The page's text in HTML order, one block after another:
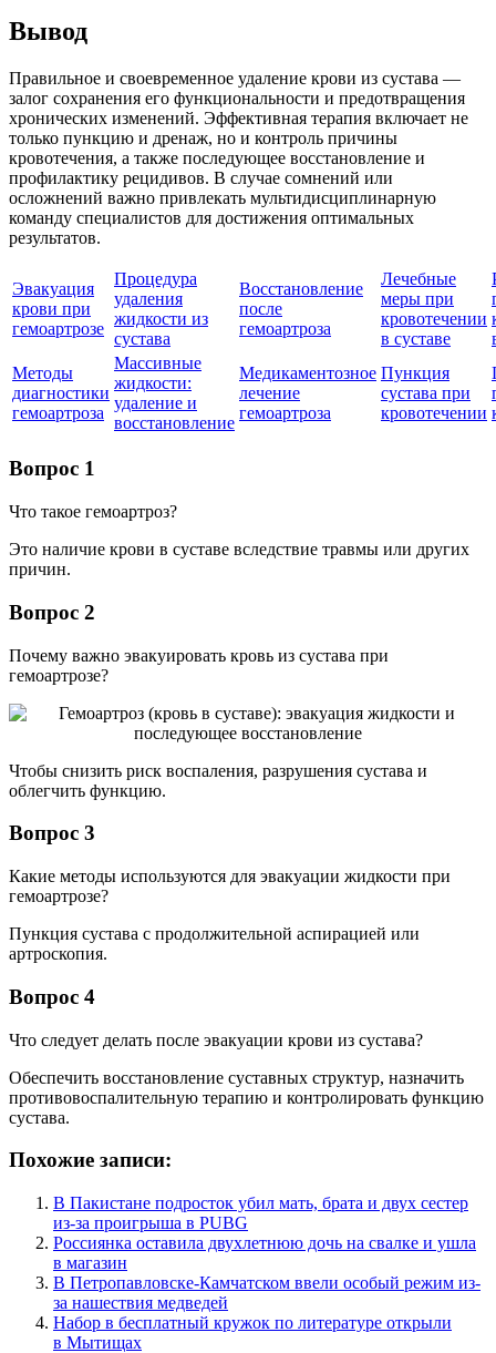
Вывод
Правильное и своевременное удаление крови из сустава —
залог сохранения его функциональности и предотвращения
хронических изменений. Эффективная терапия включает не
только пункцию и дренаж, но и контроль причины
кровотечения, а также последующее восстановление и
профилактику рецидивов. В случае сомнений или
осложнений важно привлекать мультидисциплинарную
команду специалистов для достижения оптимальных
результатов.
Эвакуация
крови при
гемоартрозе
Процедура
удаления
жидкости из
сустава
Восстановление
после
гемоартроза
Лечебные
меры при
кровотечении
в суставе
Методы
диагностики
гемоартроза
Массивные
жидкости:
удаление и
восстановление
Медикаментозное
лечение
гемоартроза
Пункция
сустава при
кровотечении
Вопрос 1
Что такое гемоартроз?
Это наличие крови в суставе вследствие травмы или других
причин.
Вопрос 2
Почему важно эвакуировать кровь из сустава при
гемоартрозе?
Чтобы снизить риск воспаления, разрушения сустава и
облегчить функцию.
Вопрос 3
Какие методы используются для эвакуации жидкости при
гемоартрозе?
Пункция сустава с продолжительной аспирацией или
артроскопия.
Вопрос 4
Что следует делать после эвакуации крови из сустава?
Обеспечить восстановление суставных структур, назначить
противовоспалительную терапию и контролировать функцию
сустава.
Похожие записи:
В Пакистане подросток убил мать, брата и двух сестер
из-за проигрыша в PUBG
Россиянка оставила двухлетнюю дочь на свалке и ушла
в магазин
В Петропавловске-Камчатском ввели особый режим из-
за нашествия медведей
Набор в бесплатный кружок по литературе открыли
в Мытищах